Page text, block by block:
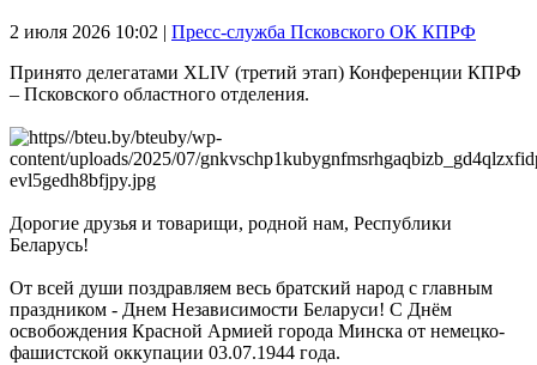
2 июля 2026 10:02 | Пресс-служба Псковского ОК КПРФ
Принято делегатами XLIV (третий этап) Конференции КПРФ
– Псковского областного отделения.
Дорогие друзья и товарищи, родной нам, Республики
Беларусь!
От всей души поздравляем весь братский народ с главным
праздником - Днем Независимости Беларуси! С Днём
освобождения Красной Армией города Минска от немецко-
фашистской оккупации 03.07.1944 года.